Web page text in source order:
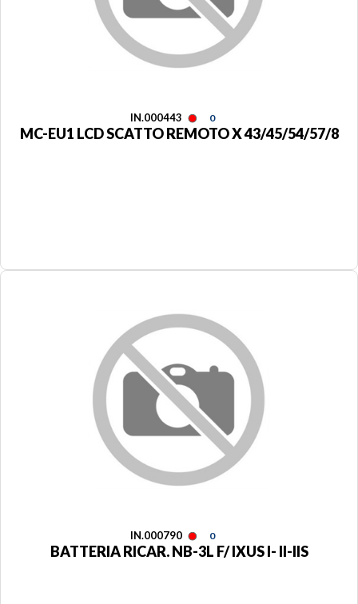
IN.000443 0
MC-EU1 LCD SCATTO REMOTO X 43/45/54/57/8
IN.000790 0
BATTERIA RICAR. NB-3L F/ IXUS I- II-IIS